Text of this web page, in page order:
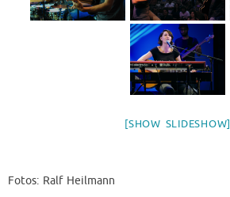
[SHOW SLIDESHOW]
Fotos: Ralf Heilmann